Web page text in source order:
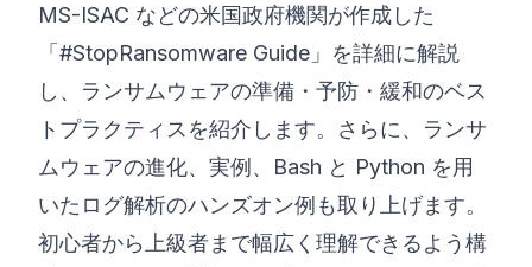
MS-ISAC などの米国政府機関が作成した
「#StopRansomware Guide」を詳細に解説
し、ランサムウェアの準備・予防・緩和のベス
トプラクティスを紹介します。さらに、ランサ
ムウェアの進化、実例、Bash と Python を用
いたログ解析のハンズオン例も取り上げます。
初心者から上級者まで幅広く理解できるよう構